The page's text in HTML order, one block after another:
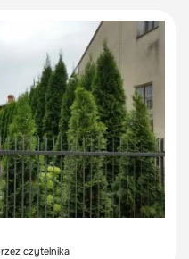
czytelnika